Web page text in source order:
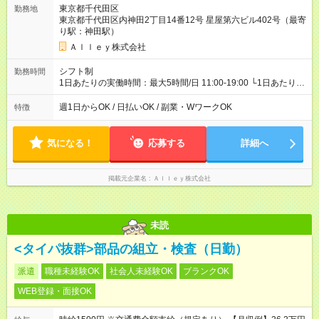
勤務地
東京都千代田区
東京都千代田区内神田2丁目14番12号 星屋第六ビル402号（最寄
り駅：神田駅）
Ａｌｌｅｙ株式会社
勤務時間
シフト制
1日あたりの実働時間：最大5時間/日 11:00-19:00 └1日あたりの
実働時間：1-5時間 └上記の時間帯内であれば、いつでも勤務可
能！ └平日・土曜日の中で、お好きな曜日でご勤務いただけま
18:00 などのように、自由な働き方が可能なお仕事です！
特徴 週1日からOK / 日払いOK / 副業・WワークOK
気になる！ 応募する 詳細へ
掲載元企業名 Ａｌｌｅｙ株式会社
未読
<タイパ抜群>部品の組立・検査（日勤）
派遣 職種未経験OK 社会人未経験OK
ブランクOK
WEB登録・面接OK